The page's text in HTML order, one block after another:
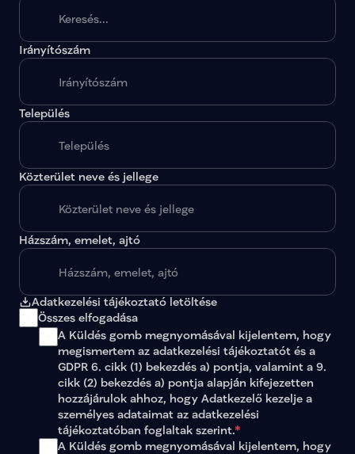
Irányítószám
Település
Közterület neve és jellege
Házszám, emelet, ajtó
Adatkezelési tájékoztató letöltése
Összes elfogadása
A Küldés gomb megnyomásával kijelentem, hogy
megismertem az adatkezelési tájékoztatót és a
GDPR 6. cikk (1) bekezdés a) pontja, valamint a 9.
cikk (2) bekezdés a) pontja alapján kifejezetten
hozzájárulok ahhoz, hogy Adatkezelő kezelje a
személyes adataimat az adatkezelési
tájékoztatóban foglaltak szerint.*
A Küldés gomb megnyomásával kijelentem, hogy